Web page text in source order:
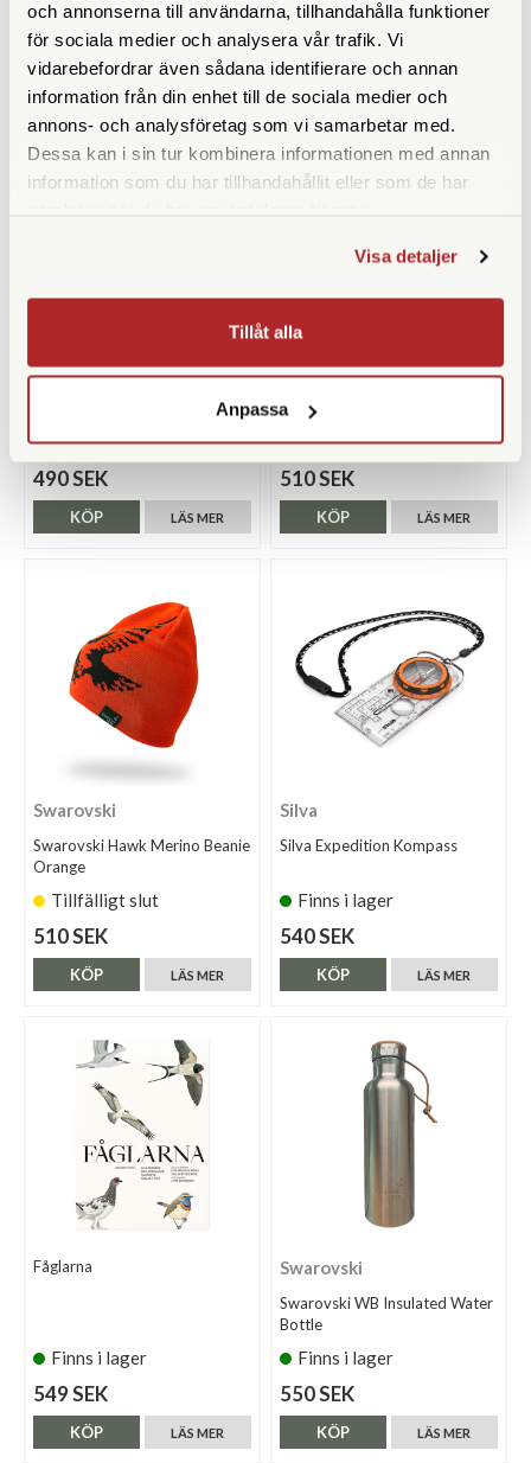
och annonserna till användarna, tillhandahålla funktioner
för sociala medier och analysera vår trafik. Vi
vidarebefordrar även sådana identifierare och annan
information från din enhet till de sociala medier och
annons- och analysföretag som vi samarbetar med.
Dessa kan i sin tur kombinera informationen med annan
information som du har tillhandahållit eller som de har
Visa detaljer
Tillåt alla
Anpassa
390 SEK
LÄS MER
KÖP
399 SEK
KÖP
Tillfälligt slut
490 SEK
LÄS MER
KÖP
Green
Tillfälligt slut
510 SEK
LÄS MER
KÖP
Swarovski
Swarovski Hawk Merino Beanie
Orange
Tillfälligt slut
510 SEK
LÄS MER
KÖP
Silva
Silva Expedition Kompass
Finns i lager
540 SEK
LÄS MER
KÖP
Fåglarna
Finns i lager
549 SEK
LÄS MER
KÖP
Swarovski
Swarovski WB Insulated Water
Bottle
Finns i lager
550 SEK
LÄS MER
KÖP